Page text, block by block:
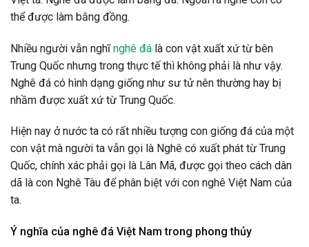
thể được làm bằng đồng.
Nhiều người vẫn nghĩnghê đá là con vật xuất xứ từ bên
Trung Quốc nhưng trong thực tế thì không phải là như vậy.
Nghê đá có hình dạng giống như sư tử nên thường hay bị
nhầm được xuất xứ từ Trung Quốc.
Hiện nay ở nước ta có rất nhiều tượng con giống đá của một
con vật mà người ta vẫn gọi là Nghê có xuất phát từ Trung
Quốc, chính xác phải gọi là Lân Mã, được gọi theo cách dân
dã là con Nghê Tàu để phân biệt với con nghê Việt Nam của
ta.
Ý nghĩa của nghê đá Việt Nam trong phong thủy